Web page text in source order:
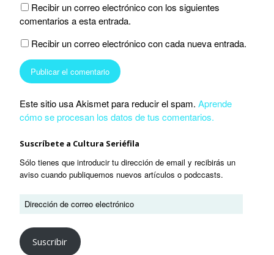
Recibir un correo electrónico con los siguientes
comentarios a esta entrada.
Recibir un correo electrónico con cada nueva entrada.
Este sitio usa Akismet para reducir el spam. Aprende
cómo se procesan los datos de tus comentarios.
Suscríbete a Cultura Seriéfila
Sólo tienes que introducir tu dirección de email y recibirás un
aviso cuando publiquemos nuevos artículos o podccasts.
Suscribir